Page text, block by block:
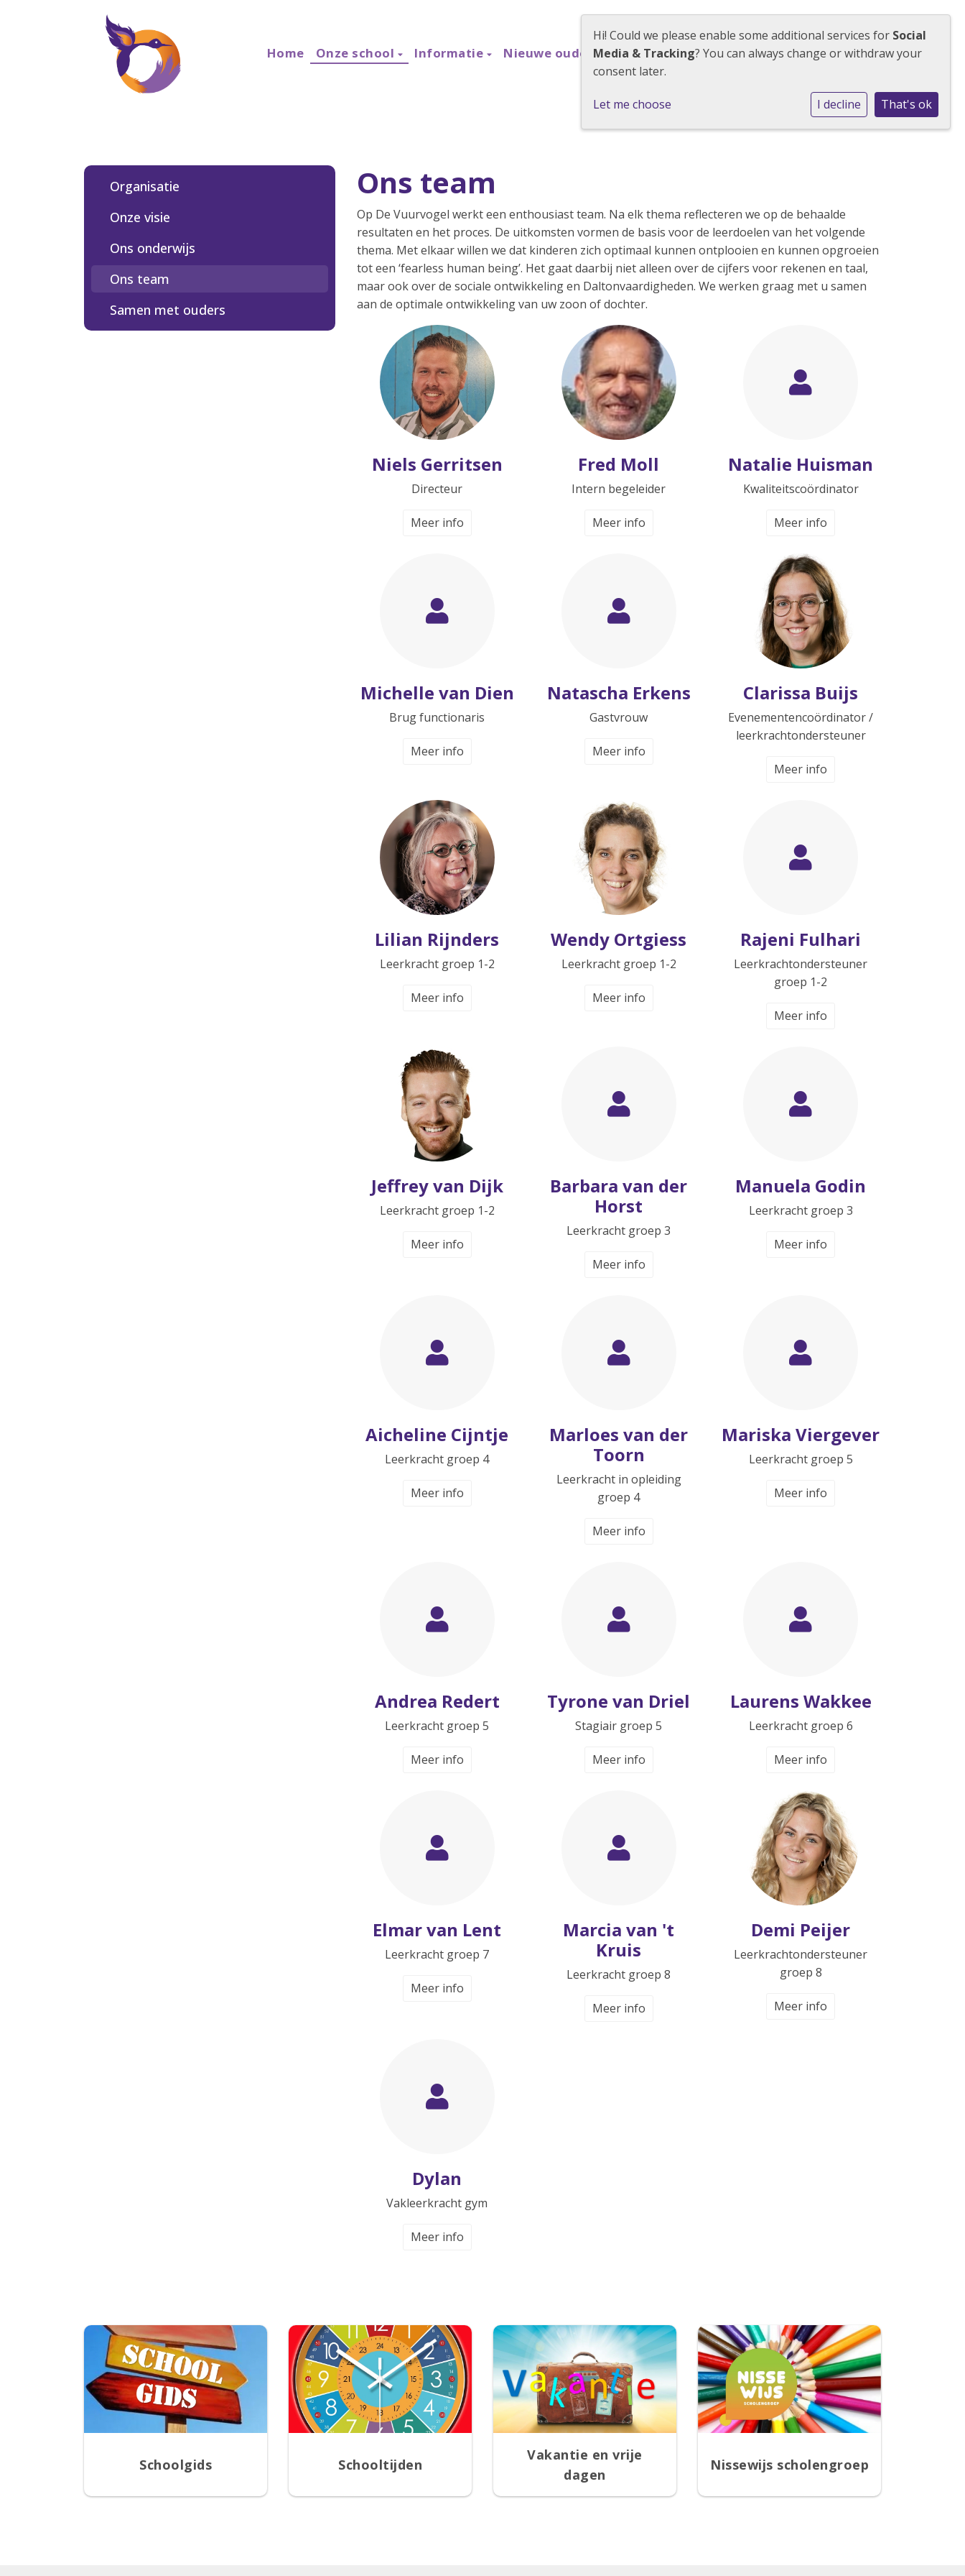
Home Onze school Informatie Nieuwe ouders Contact Werken bij
Organisatie
Onze visie
Ons onderwijs
Ons team
Samen met ouders
Ons team
Op De Vuurvogel werkt een enthousiast team. Na elk thema reflecteren we op de behaalde
resultaten en het proces. De uitkomsten vormen de basis voor de leerdoelen van het volgende
thema. Met elkaar willen we dat kinderen zich optimaal kunnen ontplooien en kunnen opgroeien
tot een ‘fearless human being’. Het gaat daarbij niet alleen over de cijfers voor rekenen en taal,
maar ook over de sociale ontwikkeling en Daltonvaardigheden. We werken graag met u samen
aan de optimale ontwikkeling van uw zoon of dochter.
Niels Gerritsen
Directeur
Meer info
Fred Moll
Intern begeleider
Meer info
Natalie Huisman
Kwaliteitscoördinator
Meer info
Michelle van Dien
Brug functionaris
Meer info
Natascha Erkens
Gastvrouw
Meer info
Clarissa Buijs
Evenementencoördinator /
leerkrachtondersteuner
Meer info
Lilian Rijnders
Leerkracht groep 1-2
Meer info
Wendy Ortgiess
Leerkracht groep 1-2
Meer info
Rajeni Fulhari
Leerkrachtondersteuner
groep 1-2
Meer info
Jeffrey van Dijk
Leerkracht groep 1-2
Meer info
Barbara van der
Horst
Leerkracht groep 3
Meer info
Manuela Godin
Leerkracht groep 3
Meer info
Aicheline Cijntje
Leerkracht groep 4
Meer info
Marloes van der
Toorn
Leerkracht in opleiding
groep 4
Meer info
Mariska Viergever
Leerkracht groep 5
Meer info
Andrea Redert
Leerkracht groep 5
Meer info
Tyrone van Driel
Stagiair groep 5
Meer info
Laurens Wakkee
Leerkracht groep 6
Meer info
Elmar van Lent
Leerkracht groep 7
Meer info
Marcia van 't
Kruis
Leerkracht groep 8
Meer info
Demi Peijer
Leerkrachtondersteuner
groep 8
Meer info
Dylan
Vakleerkracht gym
Meer info
Schoolgids Schooltijden
Vakantie en vrije
dagen
Nissewijs scholengroep
Hi! Could we please enable some additional services for Social
Media & Tracking? You can always change or withdraw your
consent later.
Let me choose I decline That's ok